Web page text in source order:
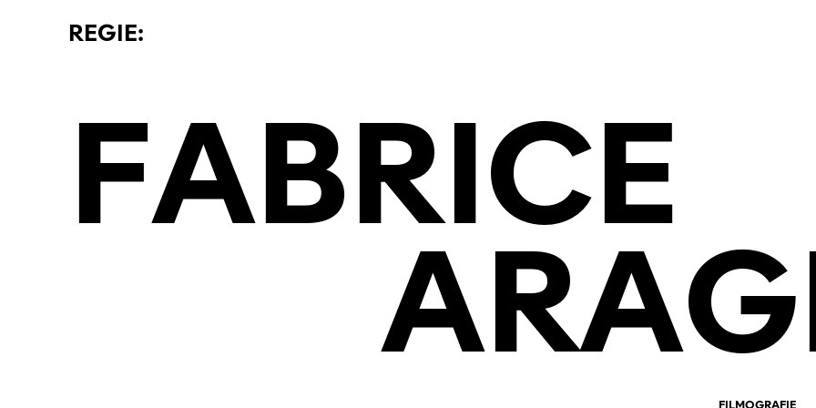
REGIE:
FABRICE
FILMOGRAFIE